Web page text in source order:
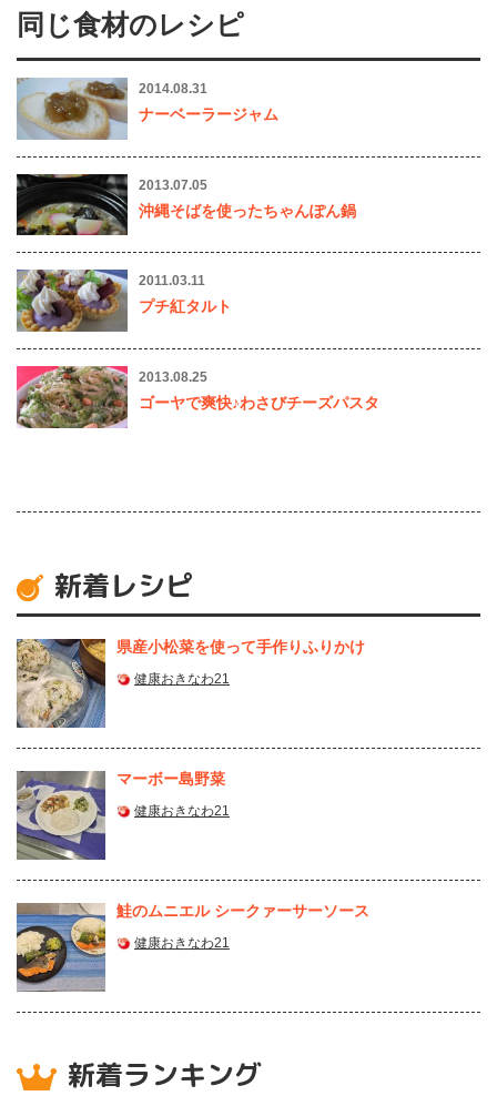
同じ食材のレシピ
2014.08.31
ナーベーラージャム
2013.07.05
沖縄そばを使ったちゃんぽん鍋
2011.03.11
プチ紅タルト
2013.08.25
ゴーヤで爽快♪わさびチーズパスタ
新着レシピ
県産⼩松菜を使って⼿作りふりかけ
健康おきなわ21
マーボー島野菜
健康おきなわ21
鮭のムニエル シークァーサーソース
健康おきなわ21
新着ランキング